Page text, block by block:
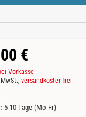
€
Vorkasse
versandkostenfrei
5-10 Tage (Mo-Fr)